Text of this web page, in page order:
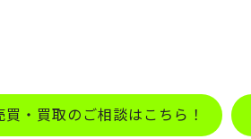
買・買取のご相談はこちら！